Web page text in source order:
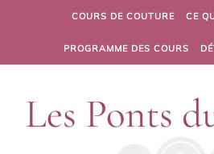
Skip to contentCOURS DE COUTURE CE
PROGRAMME DES COURS